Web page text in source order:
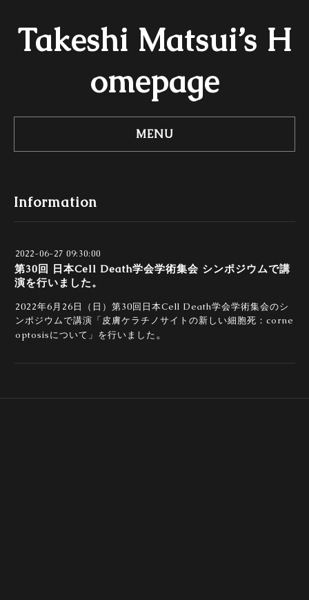
Takeshi Matsui’s H
omepage
MENU
Information
2022-06-27 09:30:00
第30回 日本Cell Death学会学術集会 シンポジウムで講
演を行いました。
2022年6月26日（日）第30回日本Cell Death学会学術集会のシ
ンポジウムで講演「皮膚ケラチノサイトの新しい細胞死：corne
optosisについて」を行いました 。